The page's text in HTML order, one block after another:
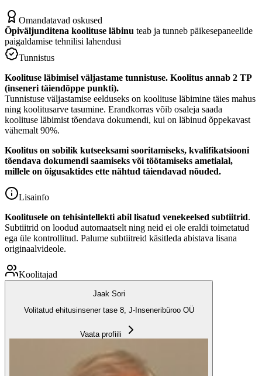
Omandatavad oskused
Õpiväljunditena koolituse läbinu teab ja tunneb päikesepaneelide
paigaldamise tehnilisi lahendusi
Tunnistus
Koolituse läbimisel väljastame tunnistuse. Koolitus annab 2 TP
(inseneri täiendõppe punkti).
Tunnistuse väljastamise eelduseks on koolituse läbimine täies mahus
ning koolitusarve tasumine. Erandkorras võib osaleja saada
koolituse läbimist tõendava dokumendi, kui on läbinud õppekavast
vähemalt 90%.
Koolitus on sobilik kutseeksami sooritamiseks, kvalifikatsiooni
tõendava dokumendi saamiseks või töötamiseks ametialal,
millele on õigusaktides ette nähtud täiendavad nõuded.
Lisainfo
Koolitusele on tehisintellekti abil lisatud venekeelsed subtiitrid.
Subtiitrid on loodud automaatselt ning neid ei ole eraldi toimetatud
ega üle kontrollitud. Palume subtiitreid käsitleda abistava lisana
originaalvideole.
Koolitajad
Jaak Sori
Volitatud ehitusinsener tase 8, J-Inseneribüroo OÜ
Vaata profiili